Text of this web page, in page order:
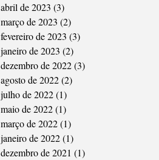
abril de 2023 (3)
março de 2023 (2)
fevereiro de 2023 (3)
janeiro de 2023 (2)
dezembro de 2022(3)
agosto de 2022(2)
julho de 2022(1)
maio de 2022(1)
março de 2022(1)
janeiro de 2022(1)
dezembro de 2021 (1)